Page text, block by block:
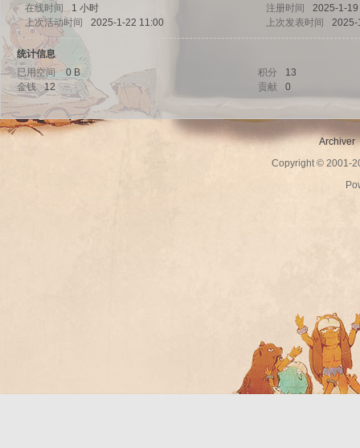
uz!
在线时间
1 小时 注册时间
2025-1-
上次活动时间
2025-1-22 11:00 上次发表时间 2025-
统计信息
已用空间
0 B 积分
13
金钱
12 贡献 0
Archiver
Copyright © 2001-